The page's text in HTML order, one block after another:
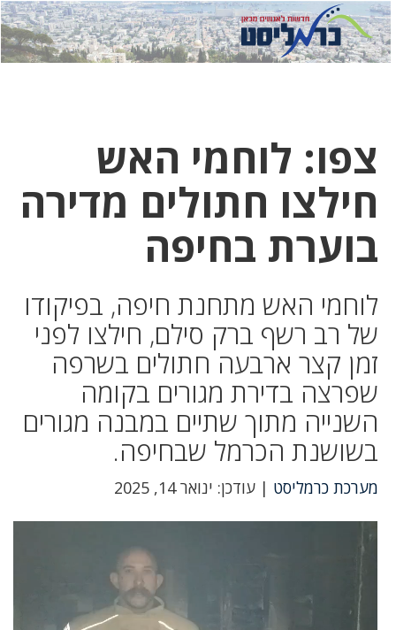
לחץ
כאן
לחץ
כדי
צפו: לוחמי האש
חילצו חתולים מדירה
בוערת בחיפה
לוחמי האש מתחנת חיפה, בפיקודו
של רב רשף ברק סילם, חילצו לפני
זמן קצר ארבעה חתולים בשרפה
שפרצה בדירת מגורים בקומה
השנייה מתוך שתיים במבנה מגורים
בשושנת הכרמל שבחיפה.
מערכת כרמליסט | עודכן: ינואר 14, 2025